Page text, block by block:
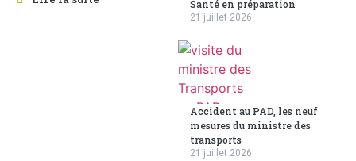
Santé en préparation
21 juillet 2026
Accident au PAD, les neuf
mesures du ministre des
transports
21 juillet 2026